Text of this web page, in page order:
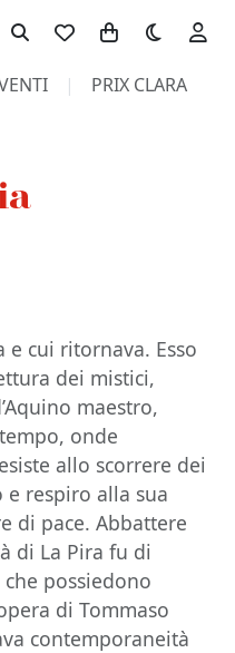
Toggle theme
PRIX CLARA
cui ritornava. Esso
dei mistici,
maestro,
onde
allo scorrere dei
e respiro alla sua
di pace. Abbattere
di La Pira fu di
possiedono
di Tommaso
contemporaneità